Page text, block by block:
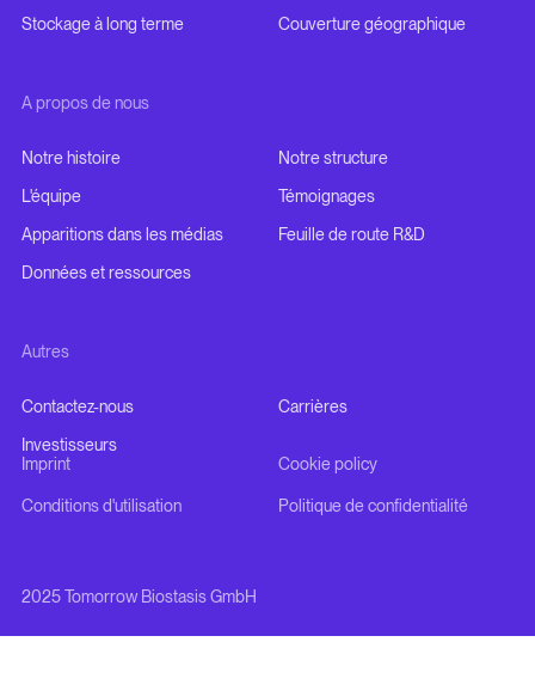
Stockage à long terme
Couverture géographique
A propos de nous
Notre histoire
Notre structure
L'équipe
Témoignages
Apparitions dans les médias
Feuille de route R&D
Données et ressources
Autres
Contactez-nous
Carrières
Investisseurs
2025 Tomorrow Biostasis GmbH
Imprint Cookie policy
Conditions d'utilisation Politique de confidentialité